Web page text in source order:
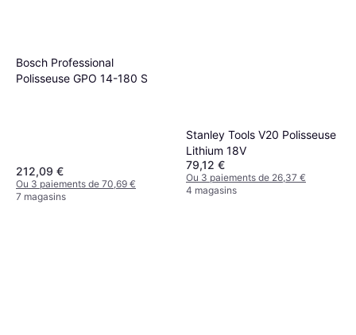
Bosch Professional
Polisseuse GPO 14-180 S
212,09 €
Ou 3 paiements de 70,69 €
7 magasins
Stanley Tools V20 Polisseuse
Lithium 18V
79,12 €
Ou 3 paiements de 26,37 €
4 magasins